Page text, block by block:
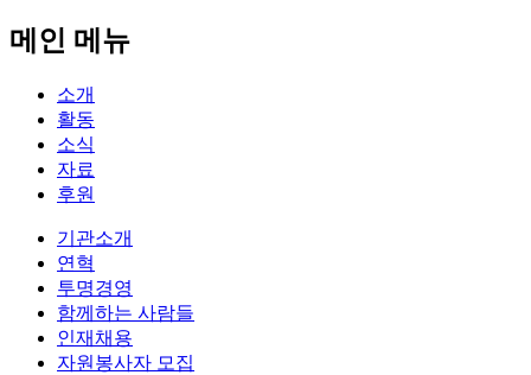
메인 메뉴
소개
활동
소식
자료
후원
기관소개
연혁
투명경영
함께하는 사람들
인재채용
자원봉사자 모집